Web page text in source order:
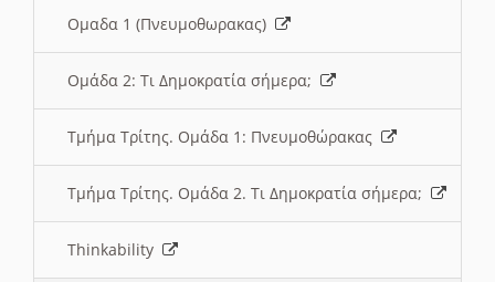
Ομαδα 1 (Πνευμοθωρακας)
Ομάδα 2: Τι Δημοκρατία σήμερα;
Τμήμα Τρίτης. Ομάδα 1: Πνευμοθώρακας
Τμήμα Τρίτης. Ομάδα 2. Τι Δημοκρατία σήμερα;
Thinkability